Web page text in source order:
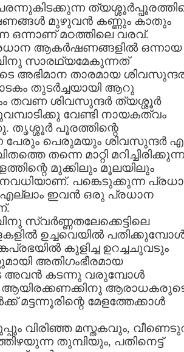
മുഴുവന്‍ കണ്ണും കാതും
ഒന്നാണ്‌ മഠത്തിലെ വരവ്‌.
ആകര്‍ഷണങ്ങളില്‍ ഒന്നായ
സാരഥ്യമേകുന്നത്‌
അഭിമാന താരമായ
തുടര്‍ച്ചയായി ആറു
തവണ ശിവസുന്ദര്‍ ത്യശ്ശൂര്‍
വേണ്ടി നായകത്വം
തൃശ്ശൂര്‍ പൂരത്തിന്റെ
പേരും പെരുമയും ശിവസുന്ദര്‍
തന്നെ മാറ്റി
മുക്കിലും മൂലയിലും
പങ്കെടുക്കുന്ന
എല്ലാം ഇവന്‍ ഒരു പ്രധാന
സ്വര്‍ണ്ണതലേക്കെട്ടിലെ
ഉച്ചവെയില്‍
കുളിച്ച ഉറച്ചചുവടും
അതിഗംഭീരമായ
അവന്‍ കടന്നു വരുമ്പോള്‍
ആയിരക്കണക്കിനു
മട്ടന്നൂരിന്റെ മേളത്തേക്കാള്‍
വിരിഞ്ഞ മസ്തകവും,
തുമ്പിയും, പതിനെട്ട്‌